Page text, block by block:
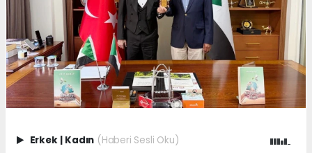
Erkek | Kadın (Haberi Sesli Oku)